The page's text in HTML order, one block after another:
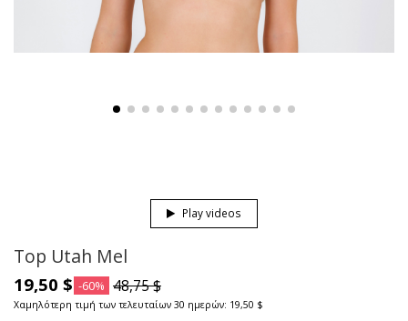
Play videos
Top Utah Mel
19,50 $ -60% 48,75 $
Χαμηλότερη τιμή των τελευταίων 30 ημερών: 19,50 $